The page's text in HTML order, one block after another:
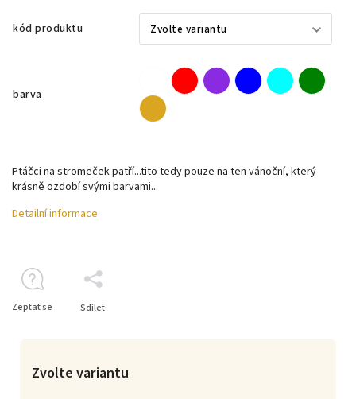
kód produktu
barva
Zvolte variantu
Ptáčci na stromeček patří...tito tedy pouze na ten vánoční, který
krásně ozdobí svými barvami...
Detailní informace
Zeptat se Sdílet